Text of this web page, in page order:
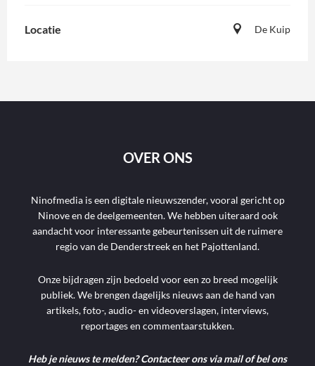
Locatie De Kuip
OVER ONS
Ninofmedia is een digitale nieuwszender, vooral gericht op
Ninove en de deelgemeenten. We hebben uiteraard ook
aandacht voor interessante gebeurtenissen uit de ruimere
regio van de Denderstreek en het Pajottenland.
Onze bijdragen zijn bedoeld voor een zo breed mogelijk
publiek. We brengen dagelijks nieuws aan de hand van
artikels, foto-, audio- en videoverslagen, interviews,
reportages en commentaarstukken.
Heb je nieuws te melden? Contacteer ons via mail of bel ons